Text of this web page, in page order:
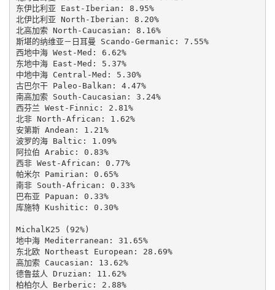
东伊比利亚 East-Iberian: 8.95%
北伊比利亚 North-Iberian: 8.20%
北高加索 North-Caucasian: 8.16%
斯堪的纳维亚－日耳曼 Scando-Germanic: 7.55%
西地中海 West-Med: 6.62%
东地中海 East-Med: 5.37%
中地中海 Central-Med: 5.30%
古巴尔干 Paleo-Balkan: 4.47%
南高加索 South-Caucasian: 3.24%
西芬兰 West-Finnic: 2.81%
北非 North-African: 1.62%
安第斯 Andean: 1.21%
波罗的海 Baltic: 1.09%
阿拉伯 Arabic: 0.83%
西非 West-African: 0.77%
帕米尔 Pamirian: 0.65%
南非 South-African: 0.33%
巴布亚 Papuan: 0.33%
库施特 Kushitic: 0.30%
MichalK25 (92%)
地中海 Mediterranean: 31.65%
东北欧 Northeast European: 28.69%
高加索 Caucasian: 13.62%
德鲁兹人 Druzian: 11.62%
柏柏尔人 Berberic: 2.88%